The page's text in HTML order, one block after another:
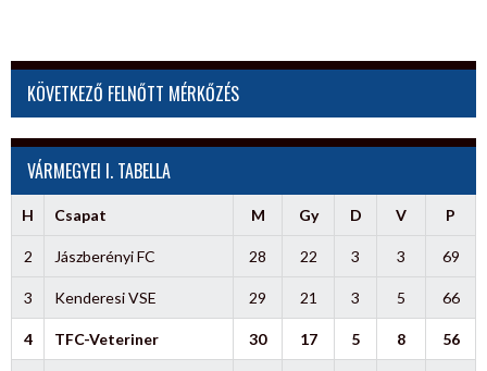
KÖVETKEZŐ FELNŐTT MÉRKŐZÉS
VÁRMEGYEI I. TABELLA
H Csapat M Gy D V P
2 Jászberényi FC 28 22 3 3 69
3 Kenderesi VSE 29 21 3 5 66
4 TFC-Veteriner 30 17 5 8 56